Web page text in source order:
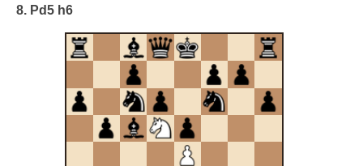
8. Pd5 h6